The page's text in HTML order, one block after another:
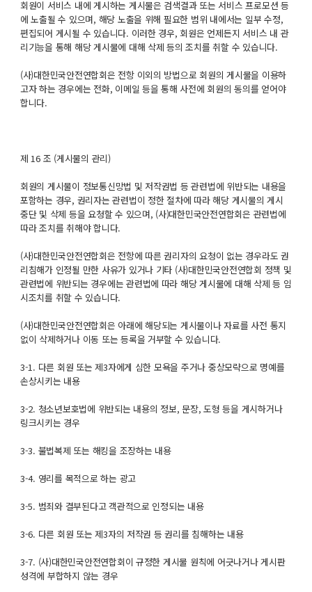
회원이 서비스 내에 게시하는 게시물은 검색결과 또는 서비스 프로모션 등
에 노출될 수 있으며, 해당 노출을 위해 필요한 범위 내에서는 일부 수정,
편집되어 게시될 수 있습니다. 이러한 경우, 회원은 언제든지 서비스 내 관
리기능을 통해 해당 게시물에 대해 삭제 등의 조치를 취할 수 있습니다.
(사)대한민국안전연합회은 전항 이외의 방법으로 회원의 게시물을 이용하
고자 하는 경우에는 전화, 이메일 등을 통해 사전에 회원의 동의를 얻어야
합니다.
제 16 조 (게시물의 관리)
회원의 게시물이 정보통신망법 및 저작권법 등 관련법에 위반되는 내용을
포함하는 경우, 권리자는 관련법이 정한 절차에 따라 해당 게시물의 게시
중단 및 삭제 등을 요청할 수 있으며, (사)대한민국안전연합회은 관련법에
따라 조치를 취해야 합니다.
(사)대한민국안전연합회은 전항에 따른 권리자의 요청이 없는 경우라도 권
리침해가 인정될 만한 사유가 있거나 기타 (사)대한민국안전연합회 정책 및
관련법에 위반되는 경우에는 관련법에 따라 해당 게시물에 대해 삭제 등 임
시조치를 취할 수 있습니다.
(사)대한민국안전연합회은 아래에 해당되는 게시물이나 자료를 사전 통지
없이 삭제하거나 이동 또는 등록을 거부할 수 있습니다.
3-1. 다른 회원 또는 제3자에게 심한 모욕을 주거나 중상모략으로 명예를
손상시키는 내용
3-2. 청소년보호법에 위반되는 내용의 정보, 문장, 도형 등을 게시하거나
링크시키는 경우
3-3. 불법복제 또는 해킹을 조장하는 내용
3-4. 영리를 목적으로 하는 광고
3-5. 범죄와 결부된다고 객관적으로 인정되는 내용
3-6. 다른 회원 또는 제3자의 저작권 등 권리를 침해하는 내용
3-7. (사)대한민국안전연합회이 규정한 게시물 원칙에 어긋나거나 게시판
성격에 부합하지 않는 경우